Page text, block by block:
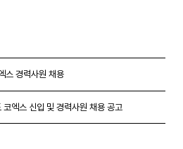
스 경력사원 채용
엑스 신입 및 경력사원 채용 공고